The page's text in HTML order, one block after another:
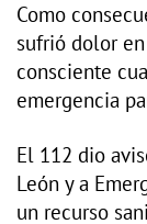
Como
sufrió dolor
consciente
emergencia
El 112 dio
León y a
un recurso